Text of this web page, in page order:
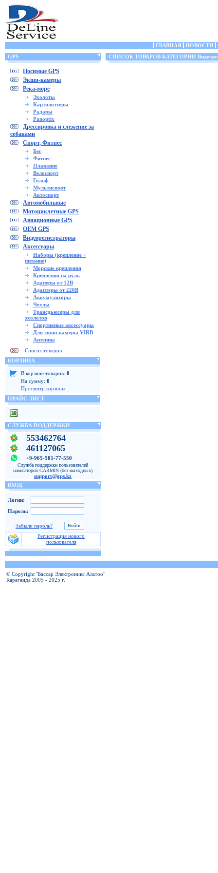
ГЛАВНАЯ НОВОСТИ
GPS
Носимые GPS
Экшн-камеры
Река-море
Эхолоты
Картплоттеры
Радары
Panoptix
Дрессировка и слежение за
собаками
Спорт, Фитнес
Бег
Фитнес
Плавание
Велоспорт
Гольф
Мультиспорт
Автоспорт
Автомобильные
Мотоциклетные GPS
Авиационные GPS
OEM GPS
Видеорегистраторы
Аксессуары
Наборы (крепление +
питание)
Морские крепления
Крепления на руль
Адаперы от 12В
Адаптеры от 220В
Аккумуляторы
Чехлы
Трансдьюсеры для
эхолотов
Спортивные аксессуары
Для экшн-камеры VIRB
Антенны
Список товаров
КОРЗИНА
В корзине товаров: 0
На сумму: 0
Просмотр корзины
ПРАЙС ЛИСТ
СЛУЖБА ПОДДЕРЖКИ
553462764
461127065
+9-965-501-77-550
Служба поддержки пользователей
навигаторов GARMIN (без выходных)
support@gps.kz
ВХОД
Логин:
Пароль:
Забыли пароль?
Регистрация нового
пользователя
СПИСОК ТОВАРОВ КАТЕГОРИИ
© Copyright "Бассар Электроникс Алатоо"
Караганда 2005 - 2025 г.